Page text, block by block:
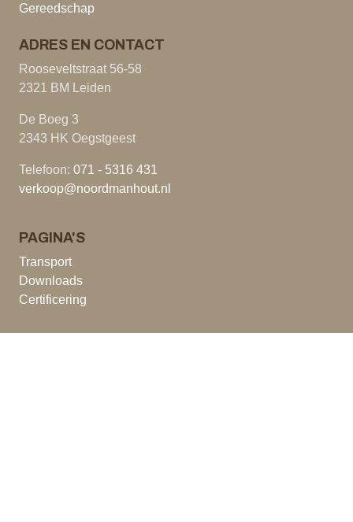
Gereedschap
ADRES EN CONTACT
Rooseveltstraat 56-58
2321 BM Leiden
De Boeg 3
2343 HK Oegstgeest
Telefoon: 071 - 5316 431
verkoop@noordmanhout.nl
PAGINA'S
Transport
Downloads
Certificering